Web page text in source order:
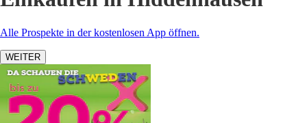
Alle Prospekte in der kostenlosen App öffnen.
WEITER